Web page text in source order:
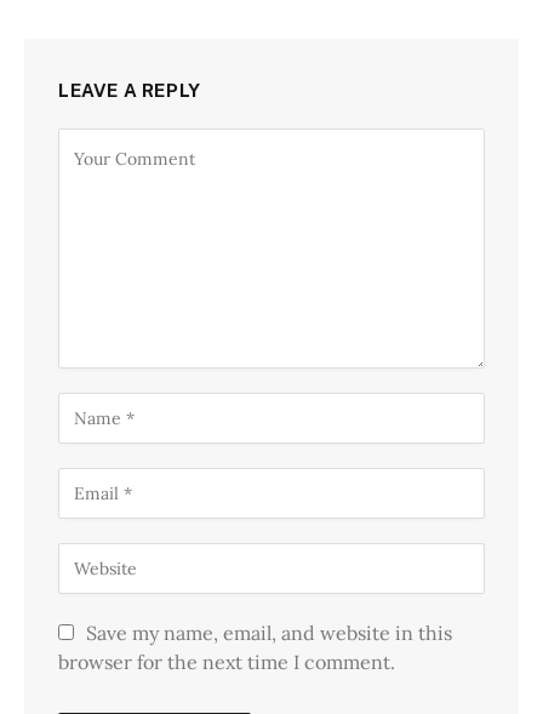
LEAVE A REPLY
Save my name, email, and website in this
browser for the next time I comment.